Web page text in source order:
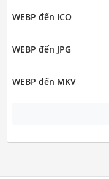
WEBP đến ICO
WEBP đến JPG
WEBP đến MKV